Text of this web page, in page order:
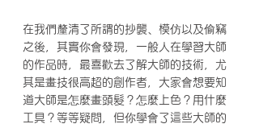
在我們釐清了所謂的抄襲、模仿以及偷竊
之後，其實你會發現，一般人在學習大師
的作品時，最喜歡去了解大師的技術，尤
其是畫技很高超的創作者，大家會想要知
道大師是怎麼畫頭髮？怎麼上色？用什麼
工具？等等疑問，但你學會了這些大師的